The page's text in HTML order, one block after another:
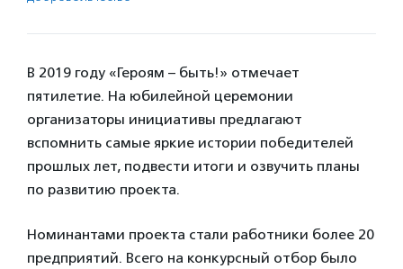
В 2019 году «Героям – быть!» отмечает
пятилетие. На юбилейной церемонии
организаторы инициативы предлагают
вспомнить самые яркие истории победителей
прошлых лет, подвести итоги и озвучить планы
по развитию проекта.
Номинантами проекта стали работники более 20
предприятий. Всего на конкурсный отбор было